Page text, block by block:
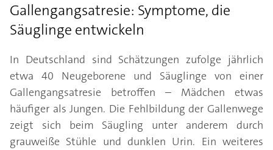
Gallengangsatresie: Symptome, die
Säuglinge entwickeln
In Deutschland sind Schätzungen zufolge jährlich
etwa 40 Neugeborene und Säuglinge von einer
Gallengangsatresie betroffen – Mädchen etwas
häufiger als Jungen. Die Fehlbildung der Gallenwege
zeigt sich beim Säugling unter anderem durch
grauweiße Stühle und dunklen Urin. Ein weiteres